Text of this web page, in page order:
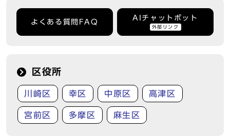
よくある質問FAQ
AIチャットボット
外部リンク
区役所
川崎区 幸区 中原区 高津区
宮前区 多摩区 麻生区